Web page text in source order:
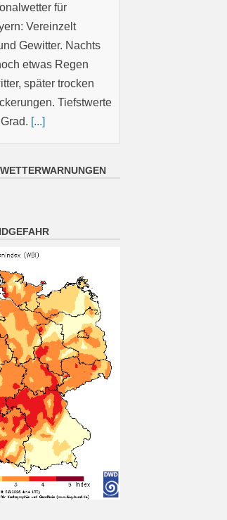
für
Vereinzelt
Gewitter. Nachts
etwas Regen
später trocken
Tiefstwerte
[...]
Schauer oder
Nachts klar
10 Grad.
für
Teils sonnig, teils
Schauer oder
Nachts klar
bewölkt, Abkühlung
10 Grad.[...]
16:00): Regen
von Donnerstag
16:00: